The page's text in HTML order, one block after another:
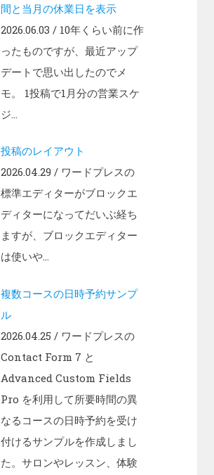
間と当月の休業日を表示
2026.06.03 / 10年くらい前に作
ったものですが、最近アップ
デートで思い出したのでメ
モ。 1投稿で1月分の営業スケ
ジ...
投稿のレイアウト
2026.04.29 / ワードプレスの
標準エディターがブロックエ
ディターになってだいぶ経ち
ますが、ブロックエディター
は使いや...
複数コースの日時予約サンプ
ル
2026.04.25 / ワードプレスの
Contact Form 7 と
Advanced Custom Fields
Pro を利用して所要時間の異
なるコースの日時予約を受け
付けるサンプルを作成しまし
た。サロンやレッスン、体験